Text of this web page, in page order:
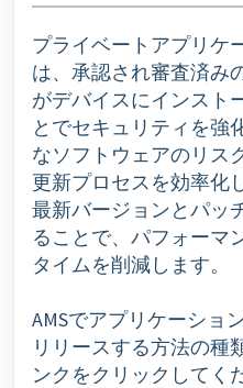
プライベートアプリケ
は、承認され審査済み
がデバイスにインスト
とでセキュリティを強
なソフトウェアのリス
更新プロセスを効率化
最新バージョンとパッ
ることで、パフォーマ
タイムを削減します。
AMSでアプリケーショ
リリースする方法の種
ンクをクリックしてく